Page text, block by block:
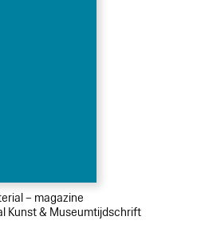
– magazine
Kunst & Museumtijdschrift